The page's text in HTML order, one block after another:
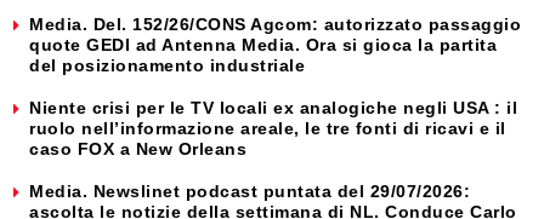
Media. Del. 152/26/CONS Agcom: autorizzato passaggio
quote GEDI ad Antenna Media. Ora si gioca la partita
del posizionamento industriale
Niente crisi per le TV locali ex analogiche negli USA : il
ruolo nell’informazione areale, le tre fonti di ricavi e il
caso FOX a New Orleans
Media. Newslinet podcast puntata del 29/07/2026:
ascolta le notizie della settimana di NL. Conduce Carlo